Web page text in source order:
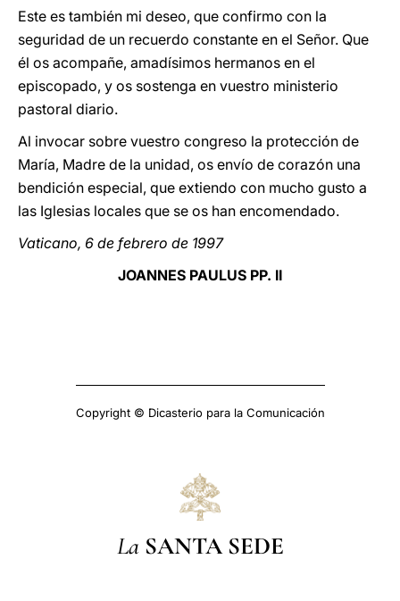
Este es también mi deseo, que confirmo con la
seguridad de un recuerdo constante en el Señor. Que
él os acompañe, amadísimos hermanos en el
episcopado, y os sostenga en vuestro ministerio
pastoral diario.
Al invocar sobre vuestro congreso la protección de
María, Madre de la unidad, os envío de corazón una
bendición especial, que extiendo con mucho gusto a
las Iglesias locales que se os han encomendado.
Vaticano, 6 de febrero de 1997
JOANNES PAULUS PP. II
Copyright © Dicasterio para la Comunicación
La SANTA SEDE